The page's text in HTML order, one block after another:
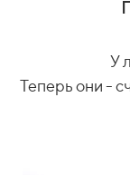
У
Теперь они -